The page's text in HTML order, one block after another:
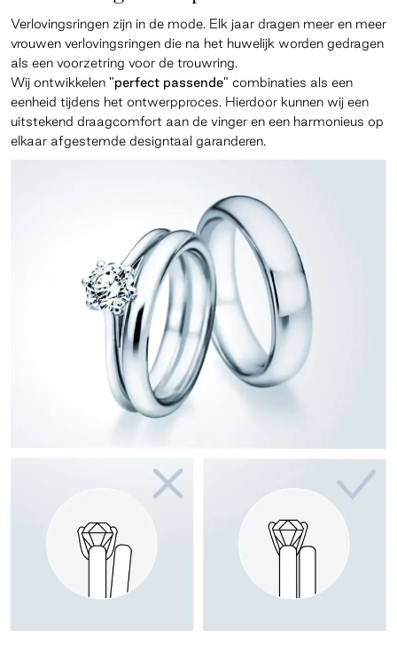
Verlovingsringen zijn in de mode. Elk jaar dragen meer en meer
vrouwen verlovingsringen die na het huwelijk worden gedragen
als een voorzetring voor de trouwring.
Wij ontwikkelen "perfect passende" combinaties als een
eenheid tijdens het ontwerpproces. Hierdoor kunnen wij een
uitstekend draagcomfort aan de vinger en een harmonieus op
elkaar afgestemde designtaal garanderen.